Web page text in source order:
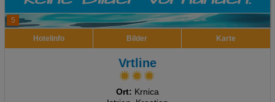
5
Hotelinfo Bilder Karte
Vrtline
Ort: Krnica